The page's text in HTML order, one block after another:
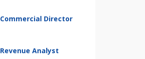
Commercial Director
Revenue Analyst